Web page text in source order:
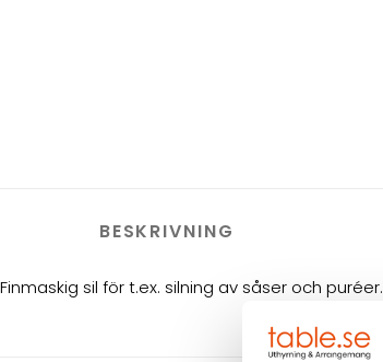
BESKRIVNING
Finmaskig sil för t.ex. silning av såser och puréer.